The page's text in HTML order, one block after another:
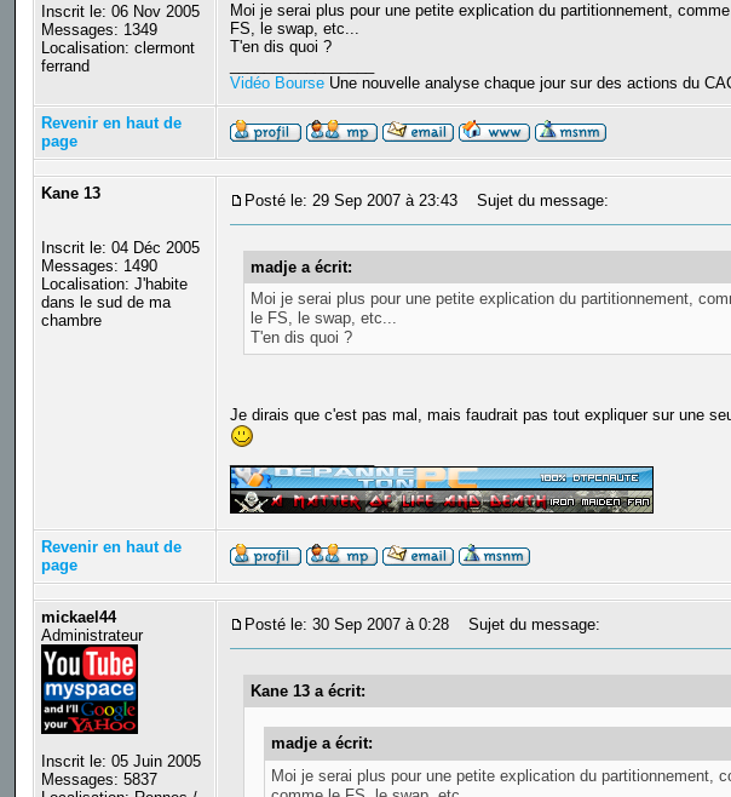
Inscrit le: 06 Nov 2005
Messages: 1349
Localisation: clermont
ferrand
Moi je serai plus pour une petite explication du partitionnement,
FS, le swap, etc...
T'en dis quoi ?
Vidéo BourseUne nouvelle analyse chaque jour sur des actions du
Revenir en haut de
page
Kane 13
Inscrit le: 04 Déc 2005
Messages: 1490
Localisation: J'habite
dans le sud de ma
chambre
Posté le: 29 Sep 2007 à 23:43 Sujet du message:
madje a écrit:
Moi je serai plus pour une petite explication du partitionnement,
le FS, le swap, etc...
T'en dis quoi ?
Je dirais que c'est pas mal, mais faudrait pas tout expliquer sur une
Revenir en haut de
page
mickael44
Administrateur
Inscrit le: 05 Juin 2005
Messages: 5837
Posté le: 30 Sep 2007 à 0:28 Sujet du message:
Kane 13 a écrit:
madje a écrit:
Moi je serai plus pour une petite explication du partitionnement,